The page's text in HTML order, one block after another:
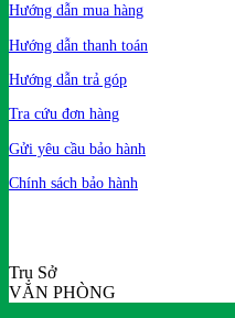
Hướng dẫn mua hàng
Hướng dẫn thanh toán
Hướng dẫn trả góp
Tra cứu đơn hàng
Gửi yêu cầu bảo hành
Chính sách bảo hành
Trụ Sở
VĂN PHÒNG